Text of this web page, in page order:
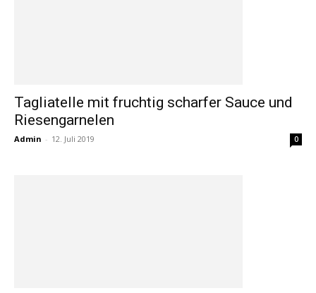
Tagliatelle mit fruchtig scharfer Sauce und
Riesengarnelen
Admin - 12. Juli 2019 0